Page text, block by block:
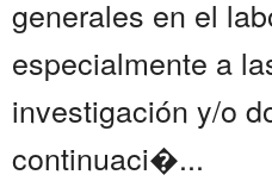
generales en el
especialmente a
investigación y/o
continuaci�...